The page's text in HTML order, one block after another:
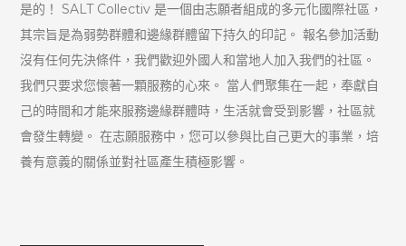
是的！ SALT Collectiv 是一個由志願者組成的多元化國際社區，
其宗旨是為弱勢群體和邊緣群體留下持久的印記。 報名參加活動
沒有任何先決條件，我們歡迎外國人和當地人加入我們的社區。
我們只要求您懷著一顆服務的心來。 當人們聚集在一起，奉獻自
己的時間和才能來服務邊緣群體時，生活就會受到影響，社區就
會發生轉變。 在志願服務中，您可以參與比自己更大的事業，培
養有意義的關係並對社區產生積極影響。